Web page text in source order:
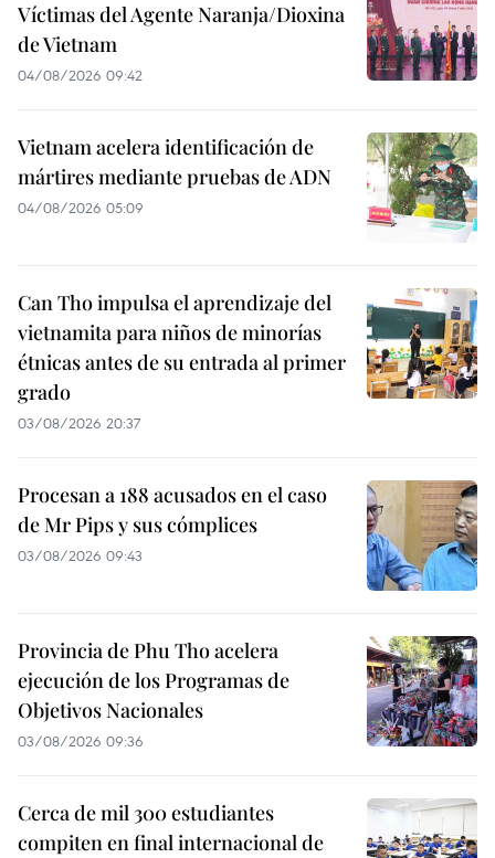
Víctimas del Agente Naranja/Dioxina
de Vietnam
04/08/2026 09:42
Vietnam acelera identificación de
mártires mediante pruebas de ADN
04/08/2026 05:09
Can Tho impulsa el aprendizaje del
vietnamita para niños de minorías
étnicas antes de su entrada al primer
grado
03/08/2026 20:37
Procesan a 188 acusados en el caso
de Mr Pips y sus cómplices
03/08/2026 09:43
Provincia de Phu Tho acelera
ejecución de los Programas de
Objetivos Nacionales
03/08/2026 09:36
Cerca de mil 300 estudiantes
compiten en final internacional de